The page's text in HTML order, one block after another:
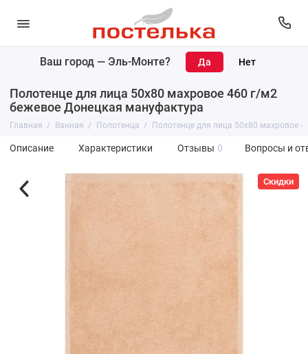
Ваш город — Эль-Монте?
Полотенце для лица 50х80 махровое 460 г/м2
бежевое Донецкая мануфактура
Главная Ванная Полотенца Полотенце для лица 50х80 махровое
Описание Характеристики Отзывы 0 Вопросы и
Скидки